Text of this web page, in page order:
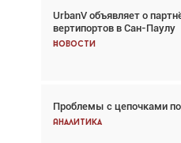
UrbanV объявляет о
вертипортов в Сан-Паулу
Новости
Проблемы с цепочками
Аналитика
Авиационный фотограф
говорит сама за себя... а
Новости
Впервые с 2024 года
снижается три недели